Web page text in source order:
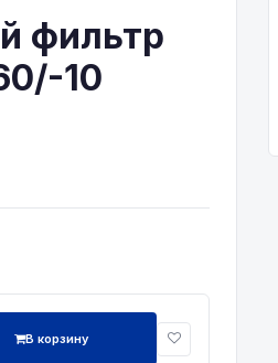
фильтр
10
В корзину